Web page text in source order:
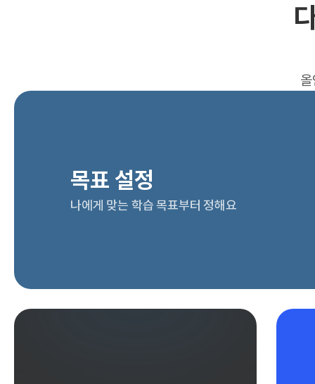
목표 설정
나에게 맞는 학습 목표부터 정해요